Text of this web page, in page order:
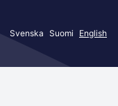
Svenska Suomi English